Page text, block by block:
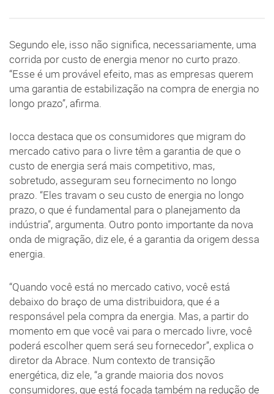
Segundo ele, isso não significa, necessariamente, uma
corrida por custo de energia menor no curto prazo.
“Esse é um provável efeito, mas as empresas querem
uma garantia de estabilização na compra de energia no
longo prazo”, afirma.
Iocca destaca que os consumidores que migram do
mercado cativo para o livre têm a garantia de que o
custo de energia será mais competitivo, mas,
sobretudo, asseguram seu fornecimento no longo
prazo. “Eles travam o seu custo de energia no longo
prazo, o que é fundamental para o planejamento da
indústria”, argumenta. Outro ponto importante da nova
onda de migração, diz ele, é a garantia da origem dessa
energia.
“Quando você está no mercado cativo, você está
debaixo do braço de uma distribuidora, que é a
responsável pela compra da energia. Mas, a partir do
momento em que você vai para o mercado livre, você
poderá escolher quem será seu fornecedor”, explica o
diretor da Abrace. Num contexto de transição
energética, diz ele, “a grande maioria dos novos
consumidores, que está focada também na redução de